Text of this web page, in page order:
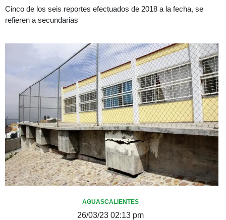
Cinco de los seis reportes efectuados de 2018 a la fecha, se
refieren a secundarias
AGUASCALIENTES
26/03/23 02:13 pm